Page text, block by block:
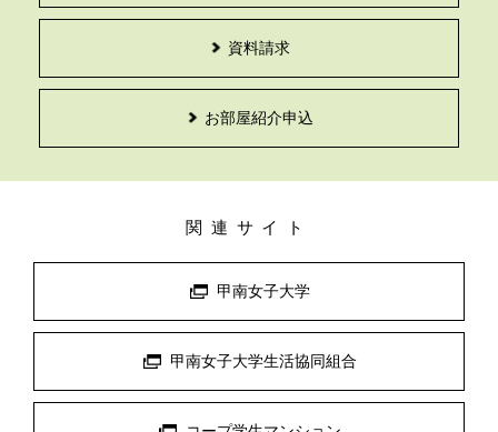
資料請求
お部屋紹介申込
関連サイト
甲南女子大学
甲南女子大学生活協同組合